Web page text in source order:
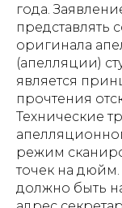
года.
представлять
оригинала
(апелляции)
является
прочтения
Технические
режим
точек на
должно быть